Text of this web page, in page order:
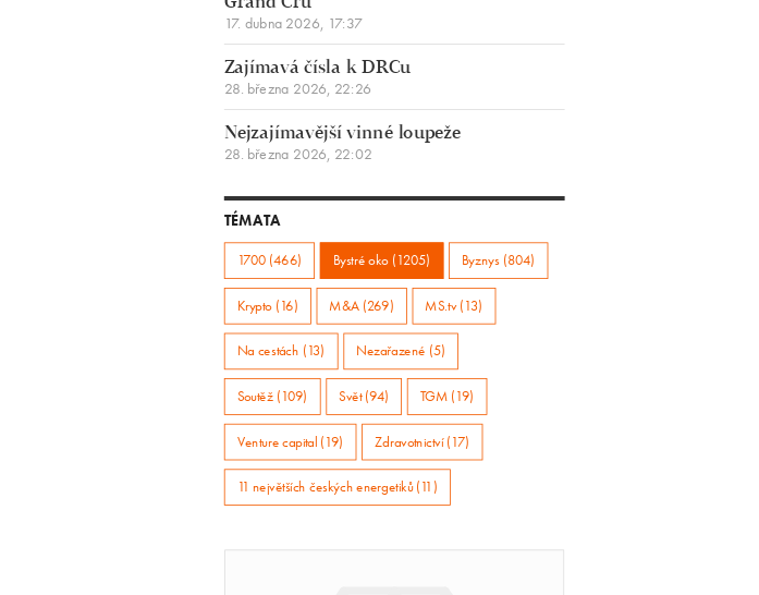
Grand Cru
17. dubna 2026, 17:37
Zajímavá čísla k DRCu
28. března 2026, 22:26
Nejzajímavější vinné loupeže
28. března 2026, 22:02
TÉMATA
1700 (466) Bystré oko (1205) Byznys (804)
Krypto (16) M&A (269) MS.tv (13)
Na cestách (13) Nezařazené (5)
Soutěž (109) Svět (94) TGM (19)
Venture capital (19) Zdravotnictví (17)
11 největších českých energetiků (11)